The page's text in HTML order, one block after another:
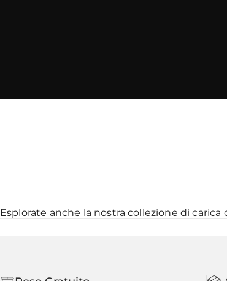
Esplorate anche la nostra collezione dicarica